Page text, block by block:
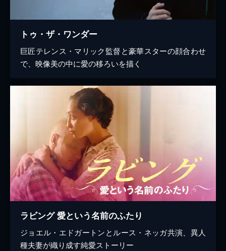
トゥ・ザ・ワンダー
巨匠テレンス・マリック監督と豪華スターの顔合わせ
で、映像美の中に愛の移ろいを描く
ラビング 愛という名前のふたり
ジョエル・エドガートンとルース・ネッガ共演、異人
種夫妻が織り成す純愛ストーリー